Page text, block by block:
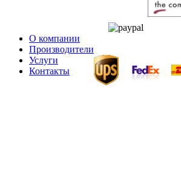
О компании
Производители
Услуги
Контакты